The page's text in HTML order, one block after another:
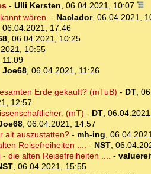
- Ulli Kersten, 06.04.2021, 10:07
wären. - Naclador, 06.04.2021,
06.04.2021, 17:46
, 06.04.2021, 10:25
10:55
11:09
Joe68, 06.04.2021, 11:26
Erde gekauft? (mTuB) - DT,
12:57
(mT) - DT,
, 06.04.2021, 14:57
alt auszustatten?- mh-ing,
Reisefreiheiten .... - NST,
die alten Reisefreiheiten .... -
, 06.04.2021, 15:55